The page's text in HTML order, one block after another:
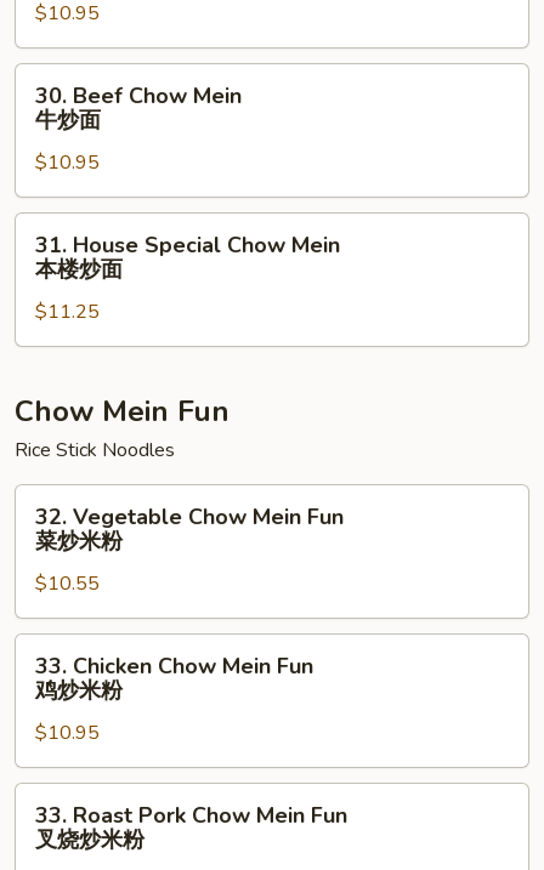
Mein
虾
炒
$10.95
Beef
Chow
Mein
牛
炒
30. Beef Chow Mein
牛炒面
$10.95
House
Special
Chow
Mein
楼
面
31. House Special Chow Mein
本楼炒面
$11.25
Chow Mein Fun
Rice Stick Noodles
Vegetable
Chow
Mein
Fun
菜
32. Vegetable Chow Mein Fun
菜炒米粉
$10.55
Chicken
Chow
Mein
Fun
鸡
33. Chicken Chow Mein Fun
鸡炒米粉
$10.95
Roast
Pork
33. Roast Pork Chow Mein Fun
叉烧炒米粉